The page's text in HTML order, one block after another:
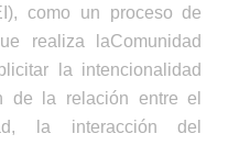
como un proceso de
realiza laComunidad
la intencionalidad
de la relación entre el
la interacción del